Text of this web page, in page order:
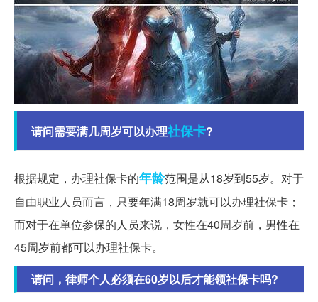
请问需要满几周岁可以办理社保卡?
根据规定，办理社保卡的年龄范围是从18岁到55岁。对于
自由职业人员而言，只要年满18周岁就可以办理社保卡；
而对于在单位参保的人员来说，女性在40周岁前，男性在
45周岁前都可以办理社保卡。
请问，律师个人必须在60岁以后才能领社保卡吗?